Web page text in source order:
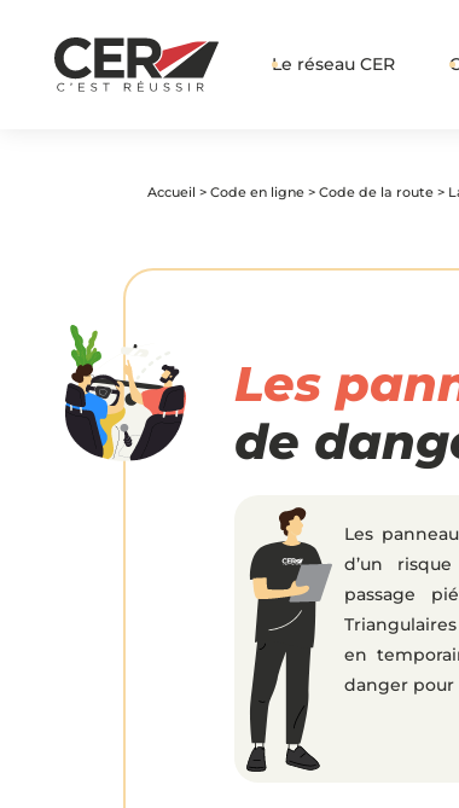
Le réseau CER
Accueil > Code en ligne > Code de la route >
Les
de
Les
d’un
passage
en
danger pour